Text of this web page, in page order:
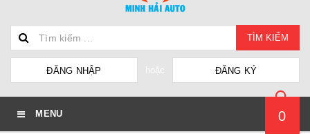
TÌM KIẾM
ĐĂNG NHẬP hoặc ĐĂNG KÝ
MENU 0